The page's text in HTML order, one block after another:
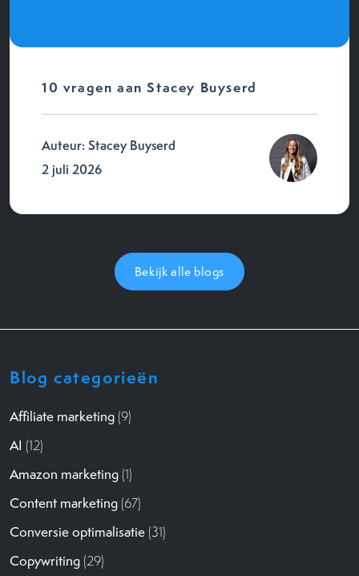
10 vragen aan Stacey Buyserd
Auteur: Stacey Buyserd
2 juli 2026
Bekijk alle blogs
Blog categorieën
Affiliate marketing (9)
AI (12)
Amazon marketing (1)
Content marketing (67)
Conversie optimalisatie (31)
Copywriting (29)